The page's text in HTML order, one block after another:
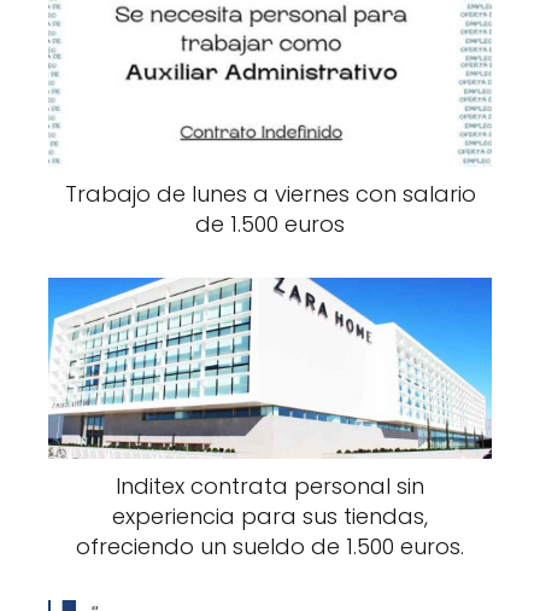
Trabajo de lunes a viernes con salario
de 1.500 euros
Inditex contrata personal sin
experiencia para sus tiendas,
ofreciendo un sueldo de 1.500 euros.